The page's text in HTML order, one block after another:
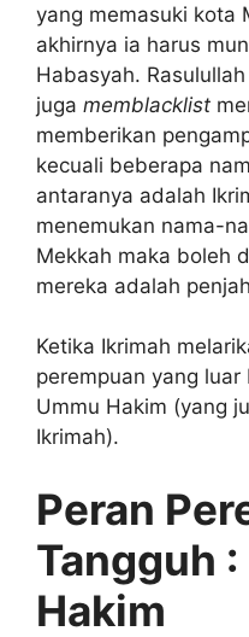
yang memasuki kota
akhirnya ia harus
Habasyah. Rasulullah
juga memblacklist
memberikan
kecuali beberapa
antaranya adalah
menemukan nama-
Mekkah maka boleh
mereka adalah
Ketika Ikrimah
perempuan yang
Ummu Hakim (yang
Ikrimah).
Peran
Tangguh
Hakim